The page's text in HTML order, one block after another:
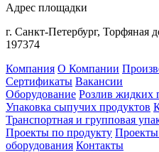
Адрес площадки
г. Санкт-Петербург, Торфяная
197374
Компания О Компании
Сертификаты Вакансии
Оборудование Розлив жидких
Упаковка сыпучих продуктов
Транспортная и групповая
Проекты по продукту Проекты
оборудования Контакты